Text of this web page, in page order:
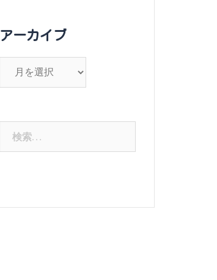
アーカイブ